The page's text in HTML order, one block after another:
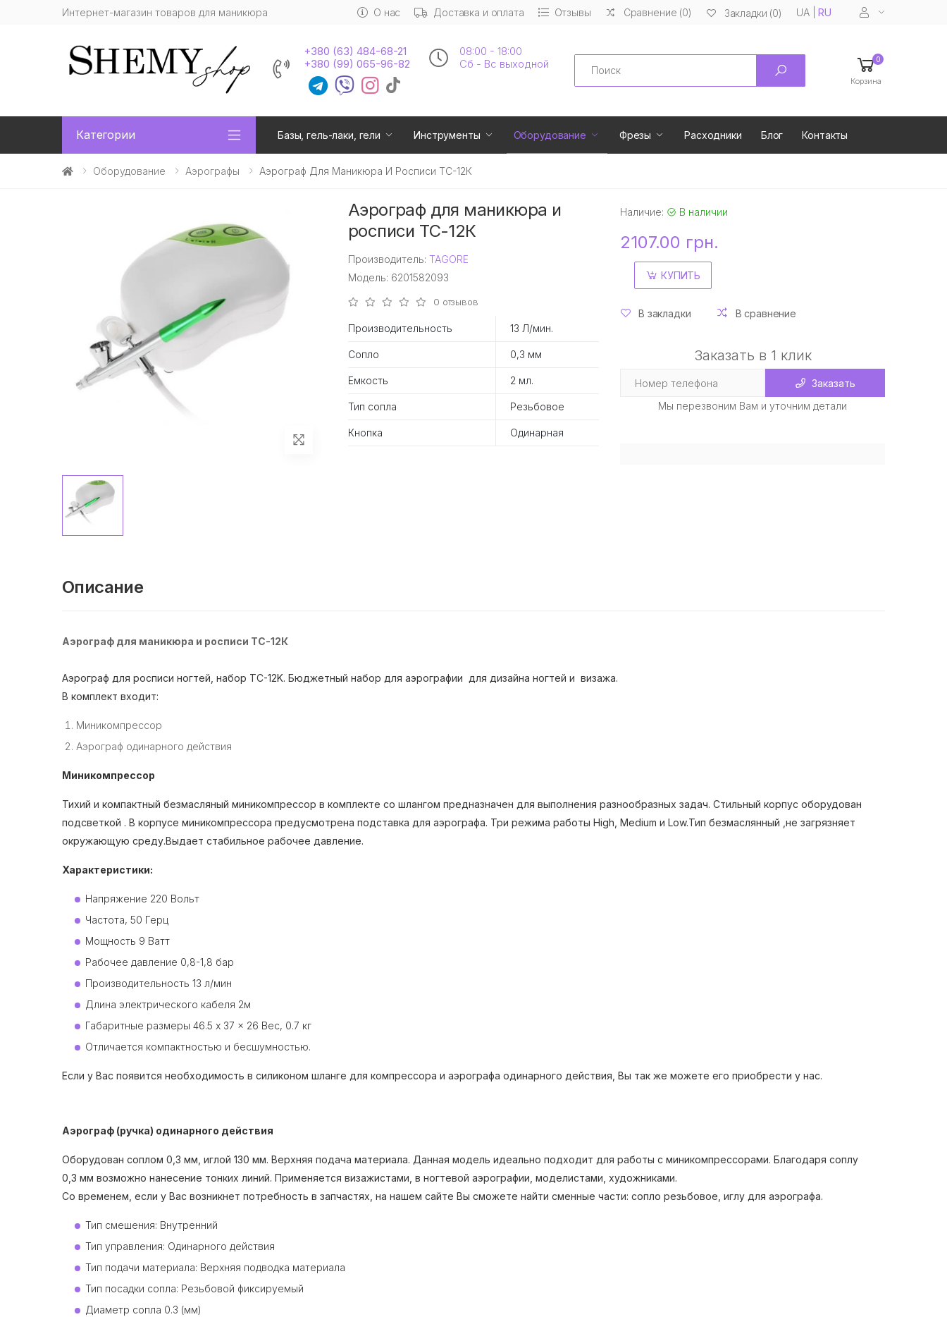
Интернет-магазин товаров для маникюра О нас Доставка и оплата Отзывы Сравнение (0) Закладки (0) UA|RU
+380 (63) 484-68-21
+380 (99) 065-96-82
08:00 - 18:00
Сб - Вс выходной
Search 0
Корзина
Категории Базы, гель-лаки, гели Инструменты Оборудование Фрезы Расходники Блог Контакты
Оборудование Аэрографы Аэрограф Для Маникюра И Росписи ТС-12К
Аэрограф для маникюра и
росписи ТС-12К
Производитель: TAGORE
Модель: 6201582093
0 отзывов
Производительность 13 Л/мин.
Сопло 0,3 мм
Емкость 2 мл.
Тип сопла Резьбовое
Кнопка Одинарная
Наличие: В наличии
2107.00 грн.
КУПИТЬ
В закладки В сравнение
Заказать в 1 клик
Заказать
Мы перезвоним Вам и уточним детали
Описание
Аэрограф для маникюра и росписи ТС-12К
Аэрограф для росписи ногтей, набор TC-12K. Бюджетный набор для аэрографии для дизайна ногтей и визажа.
В комплект входит:
Миникомпрессор
Аэрограф одинарного действия
Миникомпрессор
Тихий и компактный безмасляный миникомпрессор в комплекте со шлангом предназначен для выполнения разнообразных задач. Стильный корпус оборудован
подсветкой . В корпусе миникомпрессора предусмотрена подставка для аэрографа. Три режима работы High, Medium и Low.Тип безмаслянный ,не загрязняет
окружающую среду.Выдает стабильное рабочее давление.
Характеристики:
Напряжение 220 Вольт
Частота, 50 Герц
Мощность 9 Ватт
Рабочее давление 0,8-1,8 бар
Производительность 13 л/мин
Длина электрического кабеля 2м
Габаритные размеры 46.5 x 37 x 26 Вес, 0.7 кг
Отличается компактностью и бесшумностью.
Если у Вас появится необходимость в силиконом шланге для компрессора и аэрографа одинарного действия, Вы так же можете его приобрести у нас.
Аэрограф (ручка) одинарного действия
Оборудован соплом 0,3 мм, иглой 130 мм. Верхняя подача материала. Данная модель идеально подходит для работы с миникомпрессорами. Благодаря соплу
0,3 мм возможно нанесение тонких линий. Применяется визажистами, в ногтевой аэрографии, моделистами, художниками.
Со временем, если у Вас возникнет потребность в запчастях, на нашем сайте Вы сможете найти сменные части: сопло резьбовое, иглу для аэрографа.
Тип смешения: Внутренний
Тип управления: Одинарного действия
Тип подачи материала: Верхняя подводка материала
Тип посадки сопла: Резьбовой фиксируемый
Диаметр сопла 0.3 (мм)